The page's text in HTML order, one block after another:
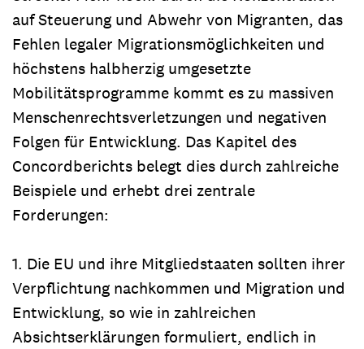
auf Steuerung und Abwehr von Migranten, das
Fehlen legaler Migrationsmöglichkeiten und
höchstens halbherzig umgesetzte
Mobilitätsprogramme kommt es zu massiven
Menschenrechtsverletzungen und negativen
Folgen für Entwicklung. Das Kapitel des
Concordberichts belegt dies durch zahlreiche
Beispiele und erhebt drei zentrale
Forderungen:
1. Die EU und ihre Mitgliedstaaten sollten ihrer
Verpflichtung nachkommen und Migration und
Entwicklung, so wie in zahlreichen
Absichtserklärungen formuliert, endlich in